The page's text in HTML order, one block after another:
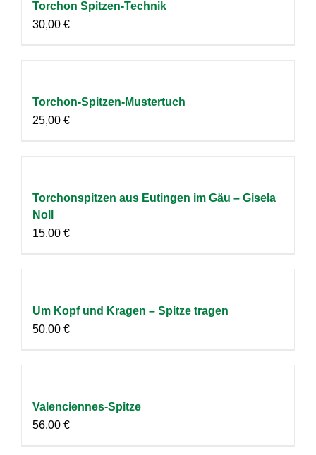
Torchon Spitzen-Technik
30,00 €
Torchon-Spitzen-Mustertuch
25,00 €
Torchonspitzen aus Eutingen im Gäu – Gisela
Noll
15,00 €
Um Kopf und Kragen – Spitze tragen
50,00 €
Valenciennes-Spitze
56,00 €